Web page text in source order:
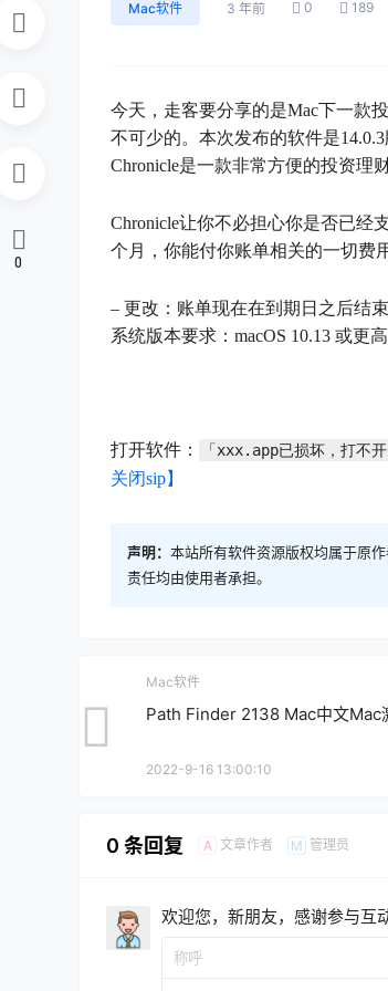
Mac软件 3 年前 0 189
今天，走客要分享的是Mac下一款
不可少的。本次发布的软件是14.0.3
Chronicle是一款非常方便的投资理
Chronicle让你不必担心你是否已经
个月，你能付你账单相关的一切费用
– 更改：账单现在在到期日之后结
系统版本要求：macOS 10.13 或更高
打开软件： 「xxx.app已损坏，打不
关闭sip】
声明： 本站所有软件资源版权均属于原
责任均由使用者承担。
0
Mac软件
Path Finder 2138 Mac中文Mac
2022-9-16 13:00:10
0 条回复 A 文章作者 M 管理员
欢迎您，新朋友，感谢参与互动